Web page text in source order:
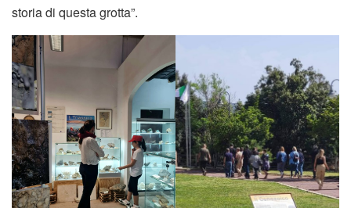
storia di questa grotta”.